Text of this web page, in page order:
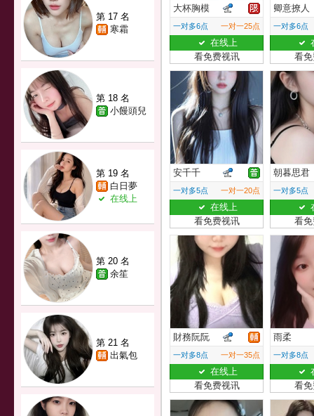
第 17 名
寒霜
第 18 名
小饅頭兒
第 19 名
白日夢
在线上
第 20 名
余笙
第 21 名
出氣包
大杯胸模
一对多6点 一对一25点
在线上
看免费视讯
卿意撩人
一对多6点
看
安千千
一对多5点 一对一20点
在线上
看免费视讯
朝暮思君
一对多5点
看
財務阮阮
一对多8点 一对一35点
在线上
看免费视讯
雨柔
一对多8点
看